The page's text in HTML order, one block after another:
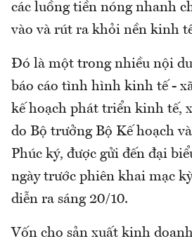
các luồng tiền nóng nhanh
vào và rút ra khỏi nền kinh
Đó là một trong nhiều nội
báo cáo tình hình kinh tế -
kế hoạch phát triển kinh tế,
do Bộ trưởng Bộ Kế hoạch
Phúc ký, được gửi đến đại
ngày trước phiên khai mạc
diễn ra sáng 20/10.
Vốn cho sản xuất kinh